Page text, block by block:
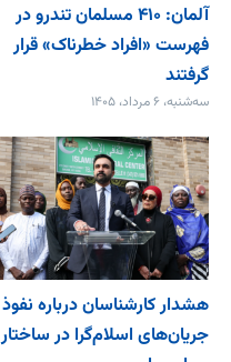
آلمان: ۴۱۰ مسلمان تندرو در
فهرست «افراد خطرناک» قرار
گرفتند
سه‌شنبه، ۶ مرداد، ۱۴۰۵
هشدار کارشناسان درباره نفوذ
جریان‌های اسلام‌گرا در ساختار